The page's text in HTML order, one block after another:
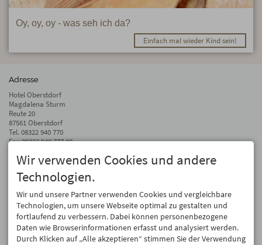
Oy, oy, oy - was seh ich da?
Einfach mal wieder Kind sein!
Adresse
Hotel Oberstdorf
Magdalena Sturm
Reute 20
87561 Oberstdorf
Tel. 08322 940 770
Fax 08322 940 777 00
info@hotel-oberstdorf.de
Auf dem Laufenden bleiben
Wir geben Ihre E-Mail-Adresse nicht weiter. Wir mögen auch keinen Spam.
Versprochen! Eine Abmeldung ist jederzeit möglich.
Anmelden
Wir verwenden Cookies und andere
Technologien.
Wir und unsere Partner verwenden Cookies und vergleichbare
Technologien, um unsere Webseite optimal zu gestalten und
fortlaufend zu verbessern. Dabei können personenbezogene
Daten wie Browserinformationen erfasst und analysiert werden.
Durch Klicken auf „Alle akzeptieren“ stimmen Sie der Verwendung